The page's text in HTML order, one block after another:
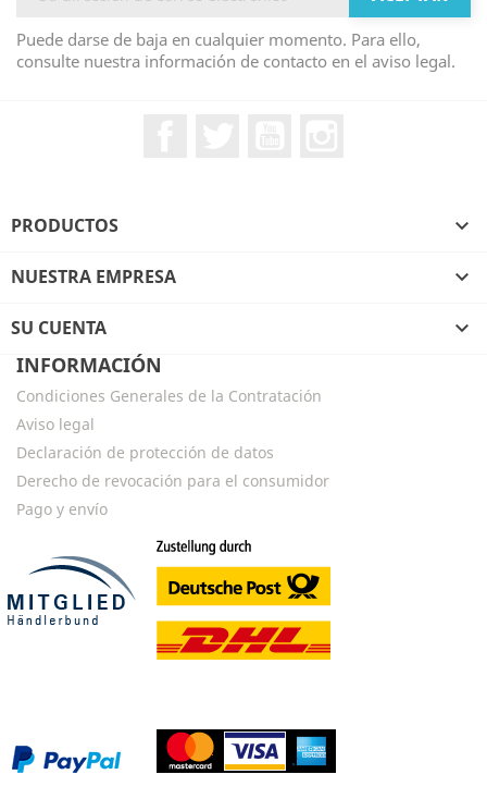
Puede darse de baja en cualquier momento. Para ello,
consulte nuestra información de contacto en el aviso legal.
PRODUCTOS 
NUESTRA EMPRESA 
SU CUENTA

INFORMACIÓN
Condiciones Generales de la Contratación
Aviso legal
Declaración de protección de datos
Derecho de revocación para el consumidor
Pago y envío